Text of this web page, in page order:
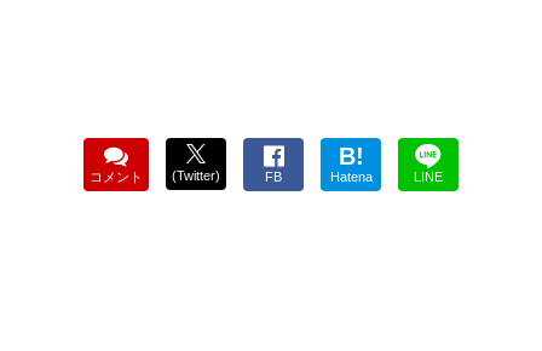
コメント (Twitter) FB
B!
Hatena LINE